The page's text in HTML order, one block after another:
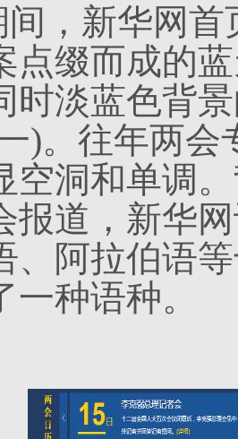
间，新华网
点缀而成的
时淡蓝色背
)。往年两会
空洞和单调
报道，新华
、阿拉伯语
种语种。